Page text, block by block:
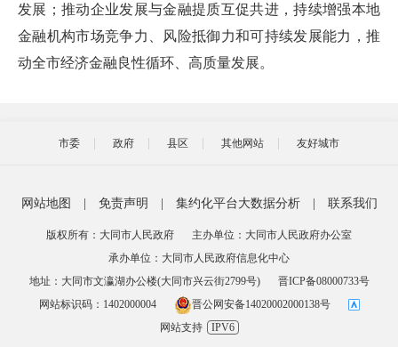
发展；推动企业发展与金融提质互促共进，持续增强本地
金融机构市场竞争力、风险抵御力和可持续发展能力，推
动全市经济金融良性循环、高质量发展。
市委 政府 县区 其他网站 友好城市
网站地图 | 免责声明 | 集约化平台大数据分析 | 联系我们
版权所有：大同市人民政府
主办单位：大同市人民政府办公室
承办单位：大同市人民政府信息化中心
地址：大同市文瀛湖办公楼(大同市兴云街2799号)
晋ICP备08000733号
网站标识码：1402000004
晋公网安备14020002000138号
网站支持
IPV6